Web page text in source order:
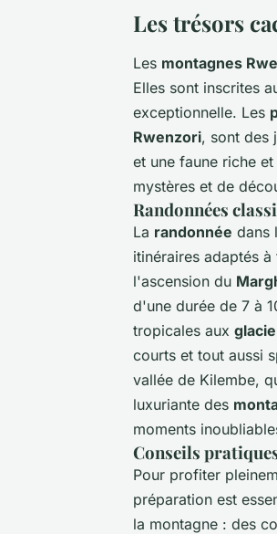
Les trésors
Les montagnes
Elles sont inscrites
exceptionnelle. Les
Rwenzori, sont des
et une faune riche
mystères et de
Randonnées
La randonnée dans
itinéraires adaptés
l'ascension du
d'une durée de 7 à
tropicales aux
courts et tout aussi
vallée de Kilembe,
luxuriante des
moments
Conseils
Pour profiter
préparation est
la montagne : des